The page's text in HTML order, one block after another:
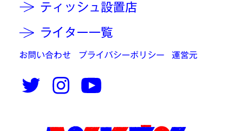
ティッシュ設置店
ライター一覧
お問い合わせ プライバシーポリシー 運営元